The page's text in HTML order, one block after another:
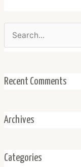
for:
Recent Comments
Archives
Categories